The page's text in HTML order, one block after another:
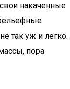
накаченные
так уж и легко.
пора